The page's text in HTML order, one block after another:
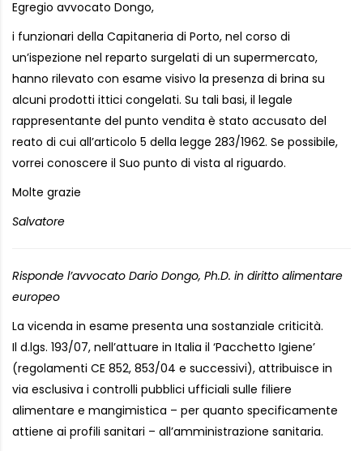
Egregio avvocato Dongo,
i funzionari della Capitaneria di Porto, nel corso di
un’ispezione nel reparto surgelati di un supermercato,
hanno rilevato con esame visivo la presenza di brina su
alcuni prodotti ittici congelati. Su tali basi, il legale
rappresentante del punto vendita è stato accusato del
reato di cui all’articolo 5 della legge 283/1962. Se possibile,
vorrei conoscere il Suo punto di vista al riguardo.
Molte grazie
Salvatore
Risponde l’avvocato Dario Dongo, Ph.D. in diritto alimentare
europeo
La vicenda in esame presenta una sostanziale criticità.
Il d.lgs. 193/07, nell’attuare in Italia il ‘Pacchetto Igiene’
(regolamenti CE 852, 853/04 e successivi), attribuisce in
via esclusiva i controlli pubblici ufficiali sulle filiere
alimentare e mangimistica – per quanto specificamente
attiene ai profili sanitari – all’amministrazione sanitaria.